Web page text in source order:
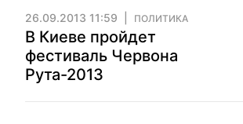
26.09.2013 11:59 ПОЛИТИКА
В Киеве пройдет
фестиваль Червона
Рута-2013